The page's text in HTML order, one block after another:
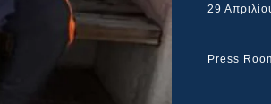
29
Press